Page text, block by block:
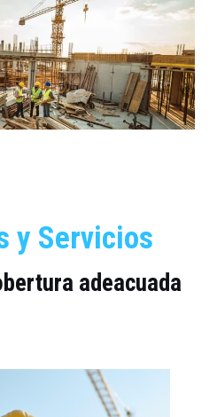
y Servicios
adeacuada